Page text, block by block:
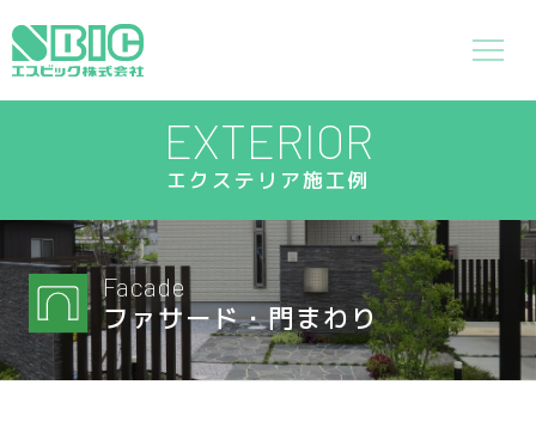
EXTERIOR
エクステリア施工例
Facade
ファサード・門まわり